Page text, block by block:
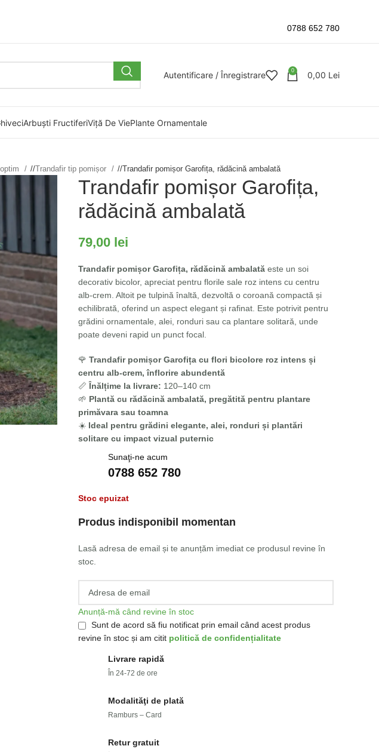
0788 652 780
Autentificare / Înregistrare 0 0,00 Lei
Arbuști FructiferiViță De ViePlante Ornamentale
/ Trandafir tip pomișor / Trandafir pomișor Garofița, rădăcină ambalată
Trandafir pomișor Garofița,
rădăcină ambalată
79,00 lei
Trandafir pomișor Garofița, rădăcină ambalatăeste un soi
decorativ bicolor, apreciat pentru florile sale roz intens cu centru
alb-crem. Altoit pe tulpină înaltă, dezvoltă o coroană compactă și
echilibrată, oferind un aspect elegant și rafinat. Este potrivit pentru
grădini ornamentale, alei, ronduri sau ca plantare solitară, unde
poate deveni rapid un punct focal.
🌹 Trandafir pomișor Garofița cu flori bicolore roz intens și
centru alb-crem, înflorire abundentă
📏 Înălțime la livrare: 120–140 cm
🌱 Plantă cu rădăcină ambalată, pregătită pentru plantare
primăvara sau toamna
☀️ Ideal pentru grădini elegante, alei, ronduri și plantări
solitare cu impact vizual puternic
Sunaţi-ne acum
0788 652 780
Stoc epuizat
Produs indisponibil momentan
Lasă adresa de email și te anunțăm imediat ce produsul revine în
stoc.
Anunță-mă când revine în stoc
Sunt de acord să fiu notificat prin email când acest produs
revine în stoc și am citit politică de confidențialitate
Livrare rapidă
În 24-72 de ore
Modalităţi de plată
Ramburs – Card
Retur gratuit